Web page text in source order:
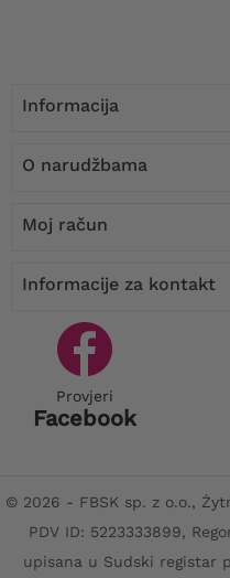
Informacija
O narudžbama
Moj račun
Informacije za kontakt
Provjeri
Facebook
© 2026 - FBSK sp. z o.o.,
PDV ID: 5223333899,
upisana u Sudski registar